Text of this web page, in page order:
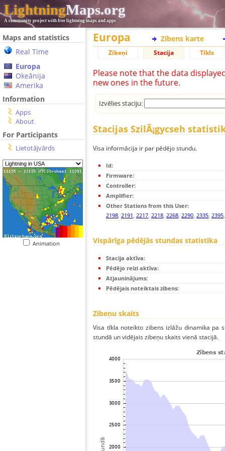
LightningMaps.org
A community project with free lightning maps and apps
Maps and statistics
Real Time
Europa
Okeānija
Amerika
Information
Apps
About
For Participants
Lietotājvārds
Animation
Europa Zibens karte
Zibeņi Stacija Tīkls
Please note that the data
new ones in the future.
Izvēlies staciju:
Stacijas SzilÃ¡gycseh
Visa informācija ir par pēdējo stundu.
Id:
Firmware:
Controller:
Amplifier:
Other Stations from this User:
2198, 2191, 2217, 2218, 2268, 2290, 2335, 2395
Vispārīga pēdējās stundas statistika
Stacija aktīva:
Pēdējo reizi aktīva:
Atjauninājums:
Pēdējais noteiktais zibens:
Zibeņu skaits
Visa tīkla noteikto zibens izlāžu dinamika pa
stundā un vidējais zibeņu skaits vienā stacijā.